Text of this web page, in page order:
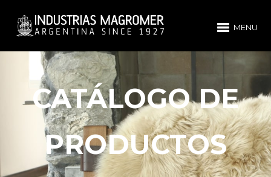
MENU
CATÁLOGO DE
PRODUCTOS